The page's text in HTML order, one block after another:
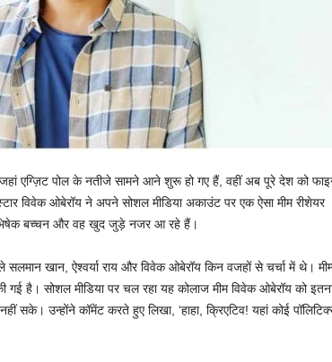
एग्ज़िट पोल के नतीजे सामने आने शुरू हो गए हैं, वहीं अब पूरे देश को
स्टार विवेक ओबेरॉय ने अपने सोशल मीडिया अकाउंट पर एक ऐसा मीम रीशेयर
बच्चन और वह खुद जुड़े नजर आ रहे हैं।
सलमान खान, ऐश्वर्या राय और विवेक ओबेरॉय किन वजहों से चर्चा में थे।
गई है। सोशल मीडिया पर चल रहा यह कोलाज मीम विवेक ओबेरॉय को
सके। उन्होंने कॉमेंट करते हुए लिखा, ‘हाहा, क्रिएटिव! यहां कोई